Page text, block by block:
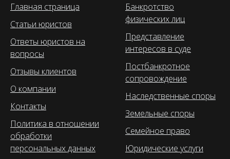
Главная страница
Статьи юристов
Ответы юристов на
вопросы
Отзывы клиентов
О компании
Контакты
Политика в отношении
обработки
персональных данных
Банкротство
физических лиц
Представление
интересов в суде
Постбанкротное
сопровождение
Наследственные споры
Земельные споры
Семейное право
Юридические услуги